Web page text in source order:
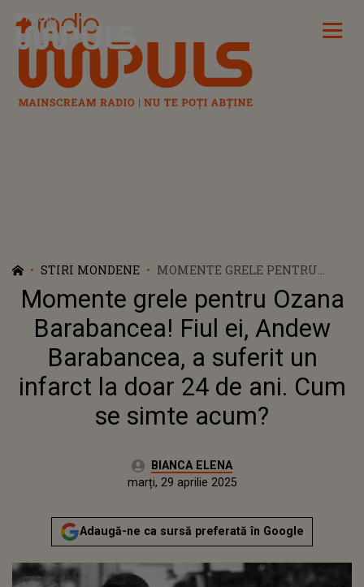
Radio Impuls
STIRI MONDENE
MOMENTE GRELE PENTRU
OZANA BARABANCEA! FIUL EI,
ANDEW BARABANCEA, A
SUFERIT UN INFARCT LA DOAR
24 DE ANI. CUM SE SIMTE
ACUM?
Momente grele pentru Ozana
Barabancea! Fiul ei, Andew
Barabancea, a suferit un
infarct la doar 24 de ani. Cum
se simte acum?
Autor:BIANCA ELENA
Actualizat:
marți, 29 aprilie 2025
Adaugă-ne ca sursă preferată în Google